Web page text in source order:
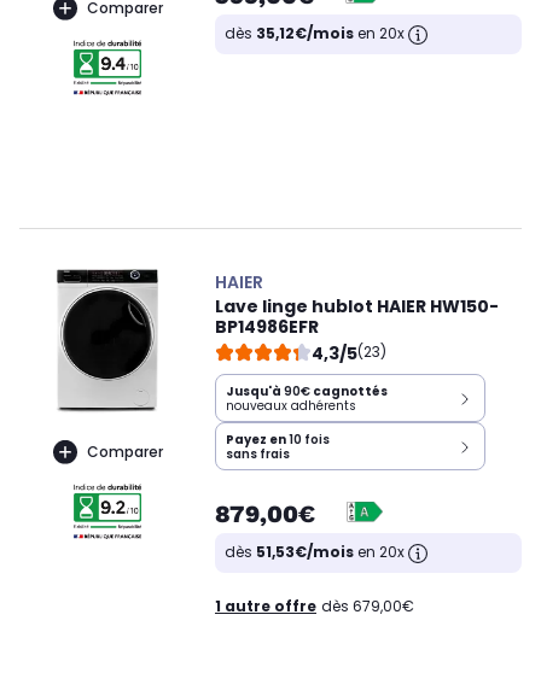
Comparer
dès 35,12€/moisen 20x
Comparer
HAIER
Lave linge hublot HAIER HW150-
BP14986EFR
4,3/5(23)
Jusqu'à 90€ cagnottés
nouveaux adhérents
Payez en10 fois
sans frais
879,00€
dès 51,53€/moisen 20x
1 autre offre dès 679,00€